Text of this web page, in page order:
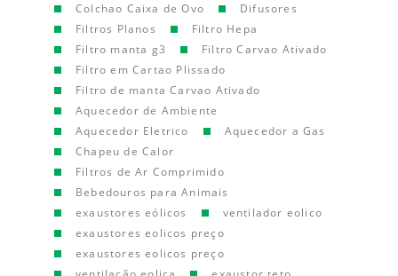
Colchao Caixa de Ovo
Difusores
Filtros Planos
Filtro Hepa
Filtro manta g3
Filtro Carvao Ativado
Filtro em Cartao Plissado
Filtro de manta Carvao Ativado
Aquecedor de Ambiente
Aquecedor Eletrico
Aquecedor a Gas
Chapeu de Calor
Filtros de Ar Comprimido
Bebedouros para Animais
exaustores eólicos
ventilador eolico
exaustores eolicos preço
exaustores eolicos preço